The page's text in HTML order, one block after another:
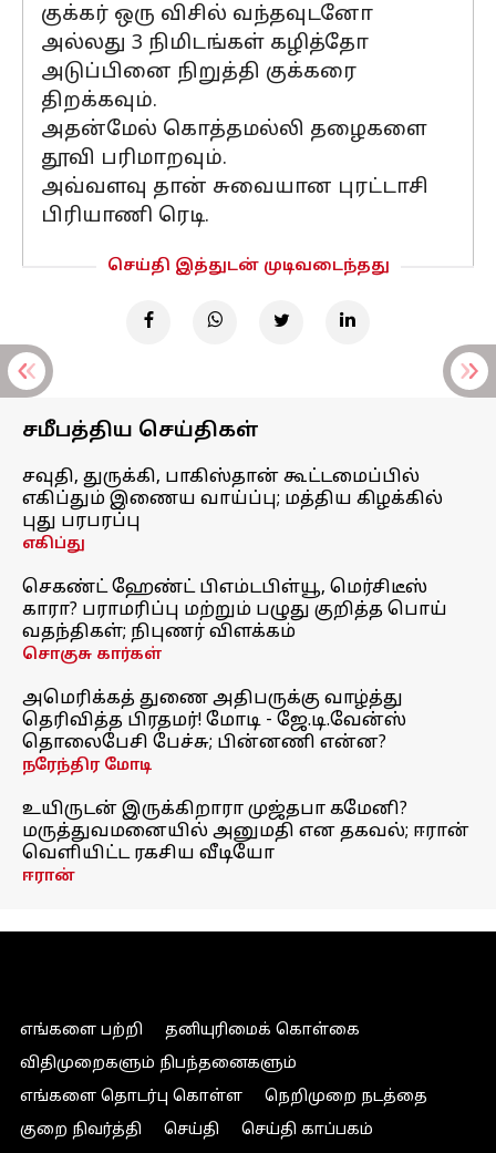
குக்கர் ஒரு விசில் வந்தவுடனோ
அல்லது 3 நிமிடங்கள் கழித்தோ
அடுப்பினை நிறுத்தி குக்கரை
திறக்கவும்.
அதன்மேல் கொத்தமல்லி தழைகளை
தூவி பரிமாறவும்.
அவ்வளவு தான் சுவையான புரட்டாசி
பிரியாணி ரெடி.
செய்தி இத்துடன் முடிவடைந்தது
சமீபத்திய செய்திகள்
சவுதி, துருக்கி, பாகிஸ்தான் கூட்டமைப்பில்
எகிப்தும் இணைய வாய்ப்பு; மத்திய கிழக்கில்
புது பரபரப்பு
எகிப்து
செகண்ட் ஹேண்ட் பிஎம்டபிள்யூ, மெர்சிடீஸ்
காரா? பராமரிப்பு மற்றும் பழுது குறித்த பொய்
வதந்திகள்; நிபுணர் விளக்கம்
சொகுசு கார்கள்
அமெரிக்கத் துணை அதிபருக்கு வாழ்த்து
தெரிவித்த பிரதமர்! மோடி - ஜே.டி.வேன்ஸ்
தொலைபேசி பேச்சு; பின்னணி என்ன?
நரேந்திர மோடி
உயிருடன் இருக்கிறாரா முஜ்தபா கமேனி?
மருத்துவமனையில் அனுமதி என தகவல்; ஈரான்
வெளியிட்ட ரகசிய வீடியோ
ஈரான்
எங்களை பற்றி
தனியுரிமைக் கொள்கை
விதிமுறைகளும் நிபந்தனைகளும்
எங்களை தொடர்பு கொள்ள
நெறிமுறை நடத்தை
குறை நிவர்த்தி
செய்தி செய்தி காப்பகம்